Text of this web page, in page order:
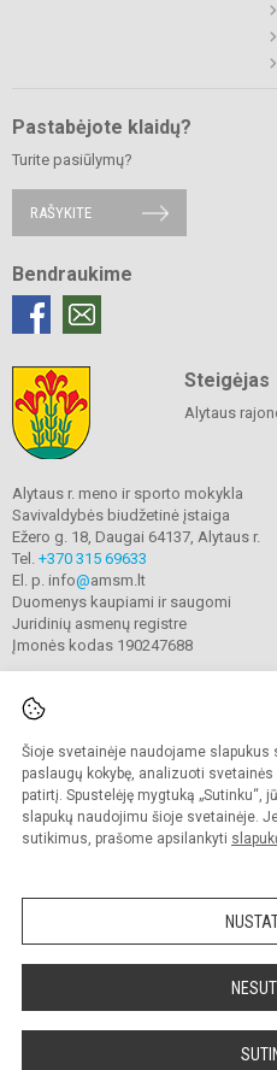
Šioje svetainėje naudojame
paslaugų kokybę, analizuoti
patirtį. Spustelėję mygtuką
slapukų naudojimu šioje svetainėje.
sutikimus, prašome apsilankyti
Pastabėjote klaidų?
Turite pasiūlymų?
RAŠYKITE
Bendraukime
Steigėjas
Alytaus
Alytaus r. meno ir sporto mokykla
Savivaldybės biudžetinė įstaiga
Ežero g. 18, Daugai 64137, Alytaus r.
Tel. +370 315 69633
El. p. info@amsm.lt
Duomenys kaupiami ir saugomi
Juridinių asmenų registre
Įmonės kodas 190247688
© 2020. Alytaus r. meno ir sporto
Kopijuoti turinį be raštiško
Prieinamumo paraiška
Sumanus būdas atnaujinti